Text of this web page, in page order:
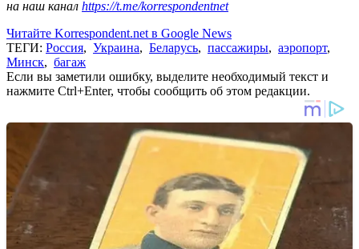
на наш канал https://t.me/korrespondentnet
Читайте Korrespondent.net в Google News
ТЕГИ: Россия, Украина, Беларусь, пассажиры, аэропорт,
Минск, багаж
Если вы заметили ошибку, выделите необходимый текст и
нажмите Ctrl+Enter, чтобы сообщить об этом редакции.